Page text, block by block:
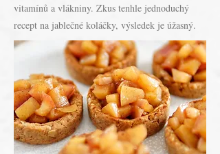
vitamínů a vlákniny. Zkus tenhle jednoduchý
recept na jablečné koláčky, výsledek je úžasný.